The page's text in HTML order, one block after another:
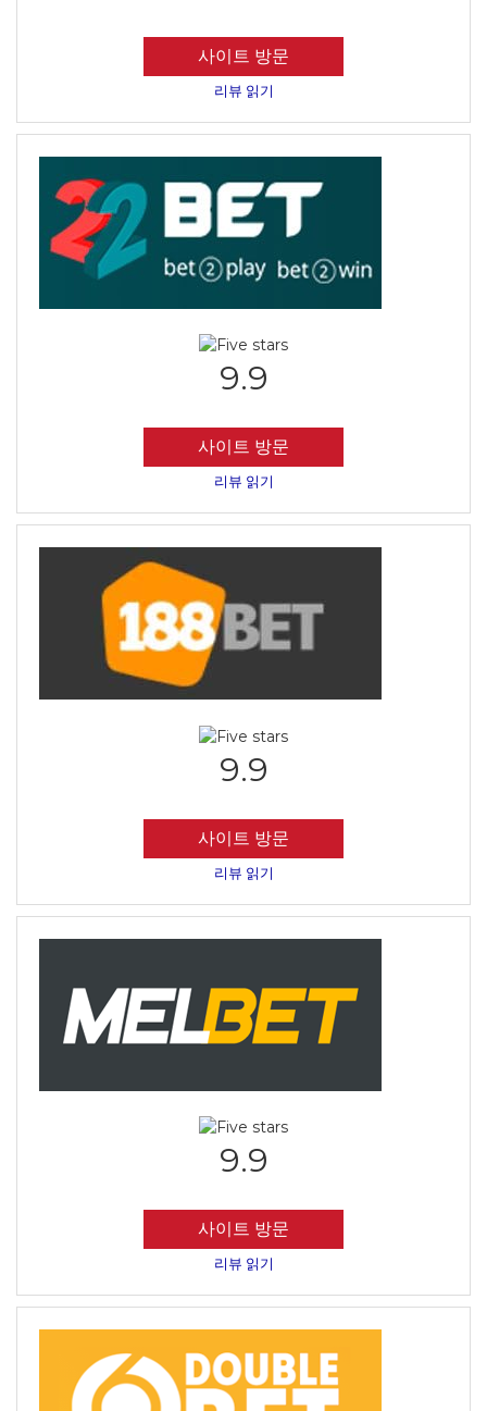
사이트 방문
리뷰 읽기
9.9
사이트 방문
리뷰 읽기
9.9
사이트 방문
리뷰 읽기
9.9
사이트 방문
리뷰 읽기